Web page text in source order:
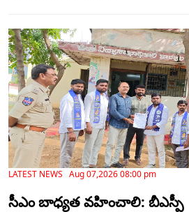
LATEST NEWS Aug 07,2026 08:00 pm
సీఎం బాధ్యత వహించాలి: బీఎస్పీ